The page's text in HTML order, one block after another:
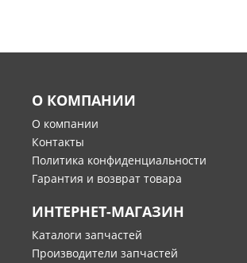
О КОМПАНИИ
О компании
Контакты
Политика конфиденциальности
Гарантия и возврат товара
ИНТЕРНЕТ-МАГАЗИН
Каталоги запчастей
Производители запчастей